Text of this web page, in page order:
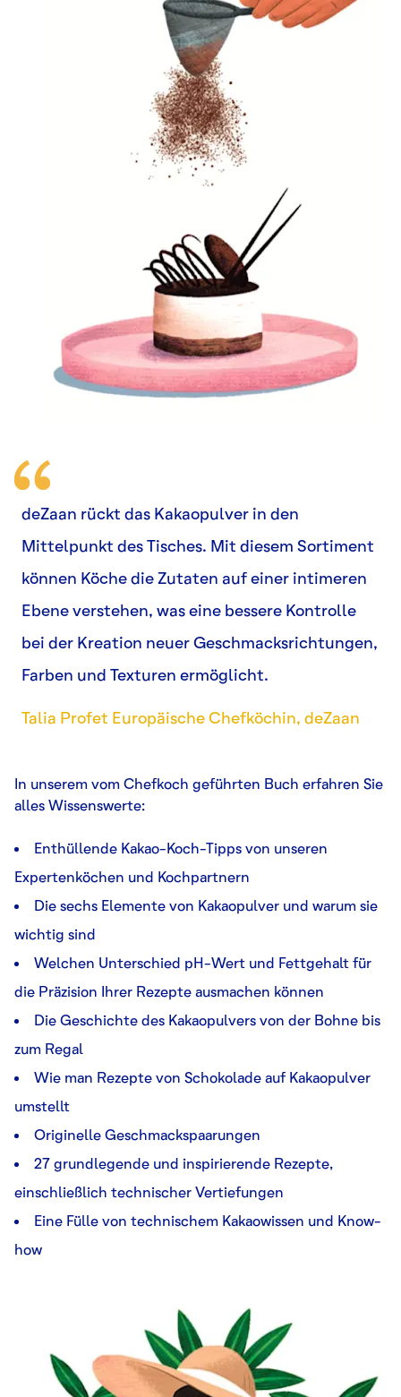
deZaan rückt das Kakaopulver in den
Mittelpunkt des Tisches. Mit diesem Sortiment
können Köche die Zutaten auf einer intimeren
Ebene verstehen, was eine bessere Kontrolle
bei der Kreation neuer Geschmacksrichtungen,
Farben und Texturen ermöglicht.
Talia Profet Europäische Chefköchin, deZaan
In unserem vom Chefkoch geführten Buch erfahren Sie
alles Wissenswerte:
Enthüllende Kakao-Koch-Tipps von unseren
Expertenköchen und Kochpartnern
Die sechs Elemente von Kakaopulver und warum sie
wichtig sind
Welchen Unterschied pH-Wert und Fettgehalt für
die Präzision Ihrer Rezepte ausmachen können
Die Geschichte des Kakaopulvers von der Bohne bis
zum Regal
Wie man Rezepte von Schokolade auf Kakaopulver
umstellt
Originelle Geschmackspaarungen
27 grundlegende und inspirierende Rezepte,
einschließlich technischer Vertiefungen
Eine Fülle von technischem Kakaowissen und Know-
how